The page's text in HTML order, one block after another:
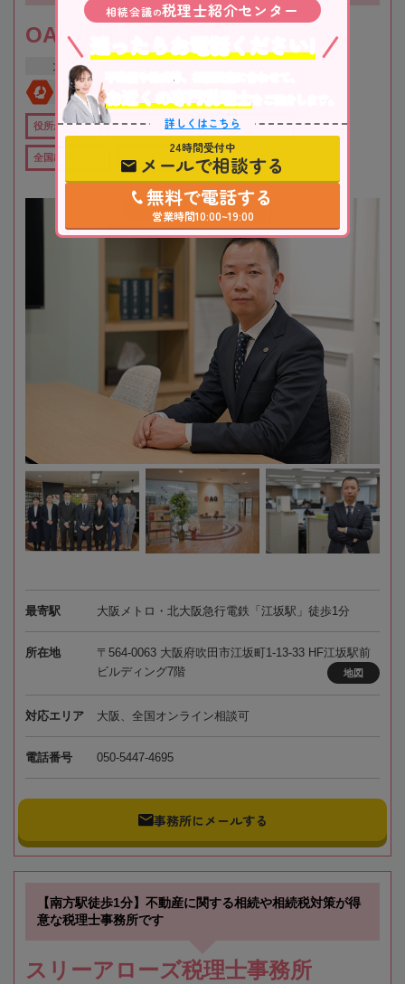
OAG税理士法人 大阪
大阪府
全国対応
役所から近い 在籍数10名以上 オンライン相談可
全国出張対応可 女性税理士在籍
最寄駅 大阪メトロ・北大阪急行電鉄「江坂駅」徒歩1分
所在地
〒564-0063 大阪府吹田市江坂町1-13-33 HF江坂駅前
ビルディング7階
地図
対応エリア 大阪、全国オンライン相談可
電話番号 050-5447-4695
事務所にメールする
【南方駅徒歩1分】不動産に関する相続や相続税対策が得
意な税理士事務所です
スリーアローズ税理士事務所
相続会議の税理士紹介センター
不動産や株式等、相続資産に合わせて、
お近くの専門税理士
をご紹介します。
詳しくはこちら
24時間受付中
メールで相談する
無料で電話する
営業時間10:00~19:00